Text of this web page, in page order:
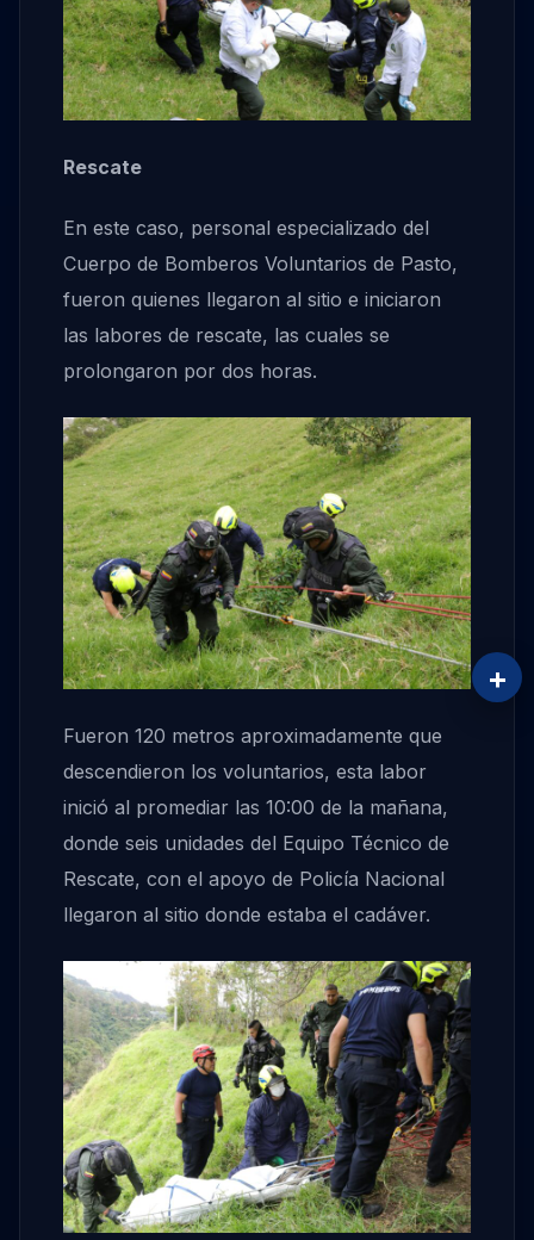
Rescate
En este caso, personal especializado del
Cuerpo de Bomberos Voluntarios de Pasto,
fueron quienes llegaron al sitio e iniciaron
las labores de rescate, las cuales se
prolongaron por dos horas.
Fueron 120 metros aproximadamente que
descendieron los voluntarios, esta labor
inició al promediar las 10:00 de la mañana,
donde seis unidades del Equipo Técnico de
Rescate, con el apoyo de Policía Nacional
llegaron al sitio donde estaba el cadáver.
+